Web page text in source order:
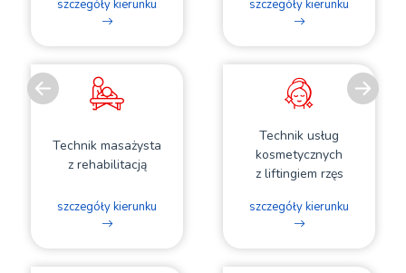
szczegóły kierunku szczegóły kierunku
Technik masażysta
z rehabilitacją
szczegóły kierunku
Technik usług
kosmetycznych
z liftingiem rzęs
szczegóły kierunku
Previous